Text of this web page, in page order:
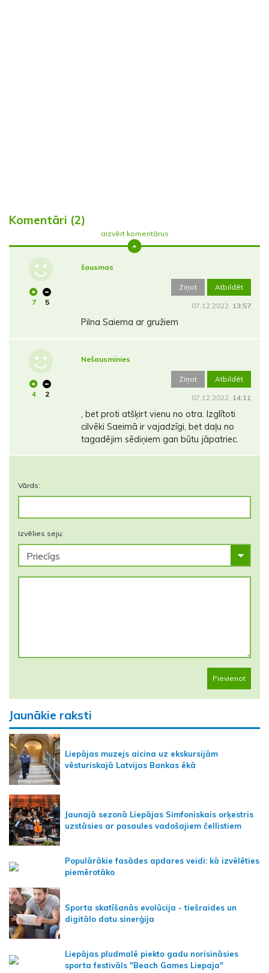
Komentāri (2)
aizvērt komentārus
7 5
šausmas
Ziņot Atbildēt
07.12.2022. 13:57
Pilna Saiema ar gružiem
4 2
Nešausminies
Ziņot Atbildēt
07.12.2022. 14:11
, bet proti atšķirt vienu no otra. Izglītoti
cilvēki Saeimā ir vajadzīgi, bet daļu no
tagadējim sēdiņiem gan būtu jāpatriec.
Vārds:
Izvēlies seju:
Pievienot
Jaunākie raksti
Liepājas muzejs aicina uz ekskursijām
vēsturiskajā Latvijas Bankas ēkā
Jaunajā sezonā Liepājas Simfoniskais orķestris
uzstāsies ar pasaules vadošajiem čellistiem
Populārākie fasādes apdares veidi: kā izvēlēties
piemērotāko
Sporta skatīšanās evolūcija - tiešraides un
digitālo datu sinerģija
Liepājas pludmalē piekto gadu norisināsies
sporta festivāls "Beach Games Liepaja"